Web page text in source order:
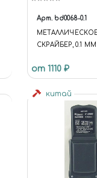
Арт. bd0068-0.1
СКРАЙБЕР, 0.1 ММ
от 1110 ₽
китай